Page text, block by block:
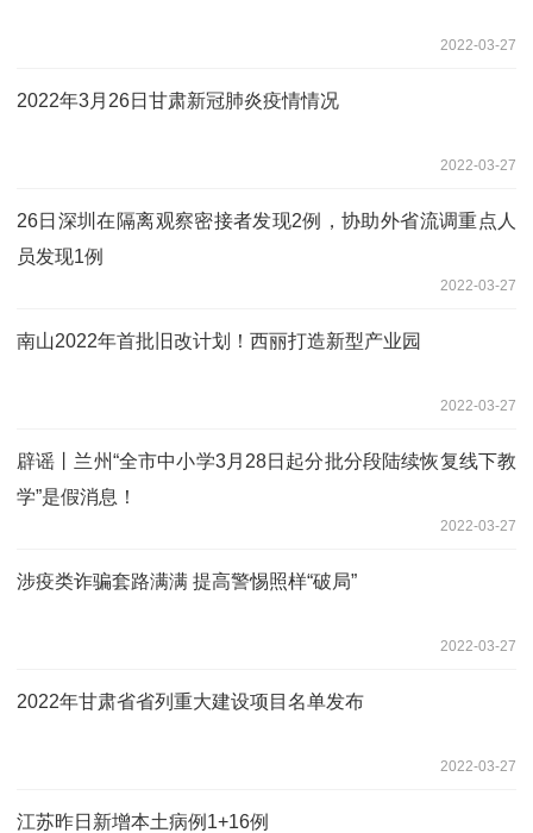
2022-03-27
2022年3月26日甘肃新冠肺炎疫情情况
2022-03-27
26日深圳在隔离观察密接者发现2例，协助外省流调重点人
员发现1例
2022-03-27
南山2022年首批旧改计划！西丽打造新型产业园
2022-03-27
辟谣丨兰州“全市中小学3月28日起分批分段陆续恢复线下教
学”是假消息！
2022-03-27
涉疫类诈骗套路满满 提高警惕照样“破局”
2022-03-27
2022年甘肃省省列重大建设项目名单发布
2022-03-27
江苏昨日新增本土病例1+16例